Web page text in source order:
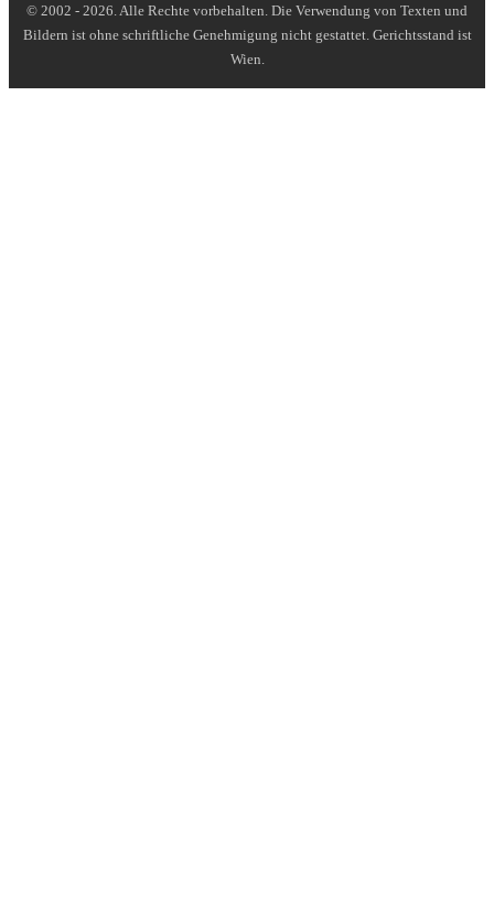
© 2002 - 2026. Alle Rechte vorbehalten. Die Verwendung von Texten und
Bildern ist ohne schriftliche Genehmigung nicht gestattet. Gerichtsstand ist
Wien.